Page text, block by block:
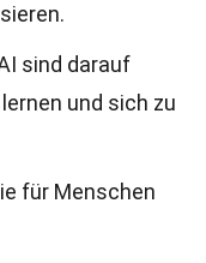
sind darauf
und sich zu
für Menschen